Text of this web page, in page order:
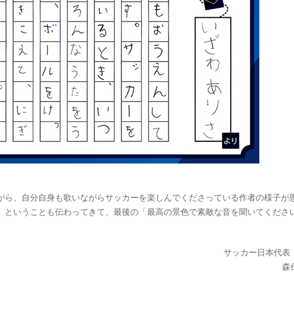
、自分自身も歌いながらサッカーを楽しんでくださっている作者の様子が
いうことも伝わってきて、最後の「最高の景色で素敵な音を聞いてくださ
サッカー日本代